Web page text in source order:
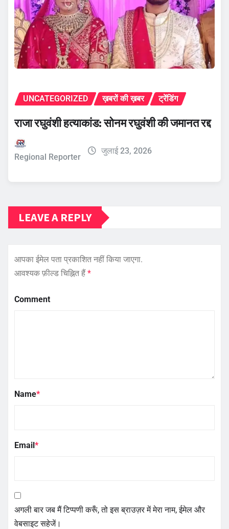
UNCATEGORIZED ख़बरों की ख़बर ट्रेंडिंग
राजा रघुवंशी हत्याकांड: सोनम रघुवंशी की जमानत रद्द
Regional Reporter
जुलाई 23, 2026
LEAVE A REPLY
आपका ईमेल पता प्रकाशित नहीं किया जाएगा.
आवश्यक फ़ील्ड चिह्नित हैं *
Comment
Name*
Email*
अगली बार जब मैं टिप्पणी करूँ, तो इस ब्राउज़र में मेरा नाम, ईमेल और
वेबसाइट सहेजें।